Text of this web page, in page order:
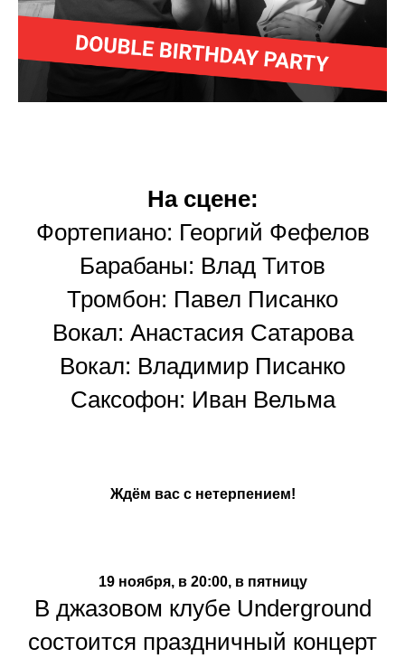
На сцене:
Фортепиано: Георгий Фефелов
Барабаны: Влад Титов
Тромбон: Павел Писанко
Вокал: Анастасия Сатарова
Вокал: Владимир Писанко
Саксофон: Иван Вельма
Ждём вас с нетерпением!
19 ноября, в 20:00, в пятницу
В джазовом клубе Underground
состоится праздничный концерт